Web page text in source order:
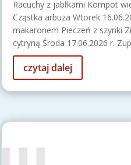
Racuchy z jabłkami Kompot
Cząstka arbuza Wtorek
makaronem Pieczeń z szynki
cytryną Środa 17.06.2026 r.
czytaj dalej